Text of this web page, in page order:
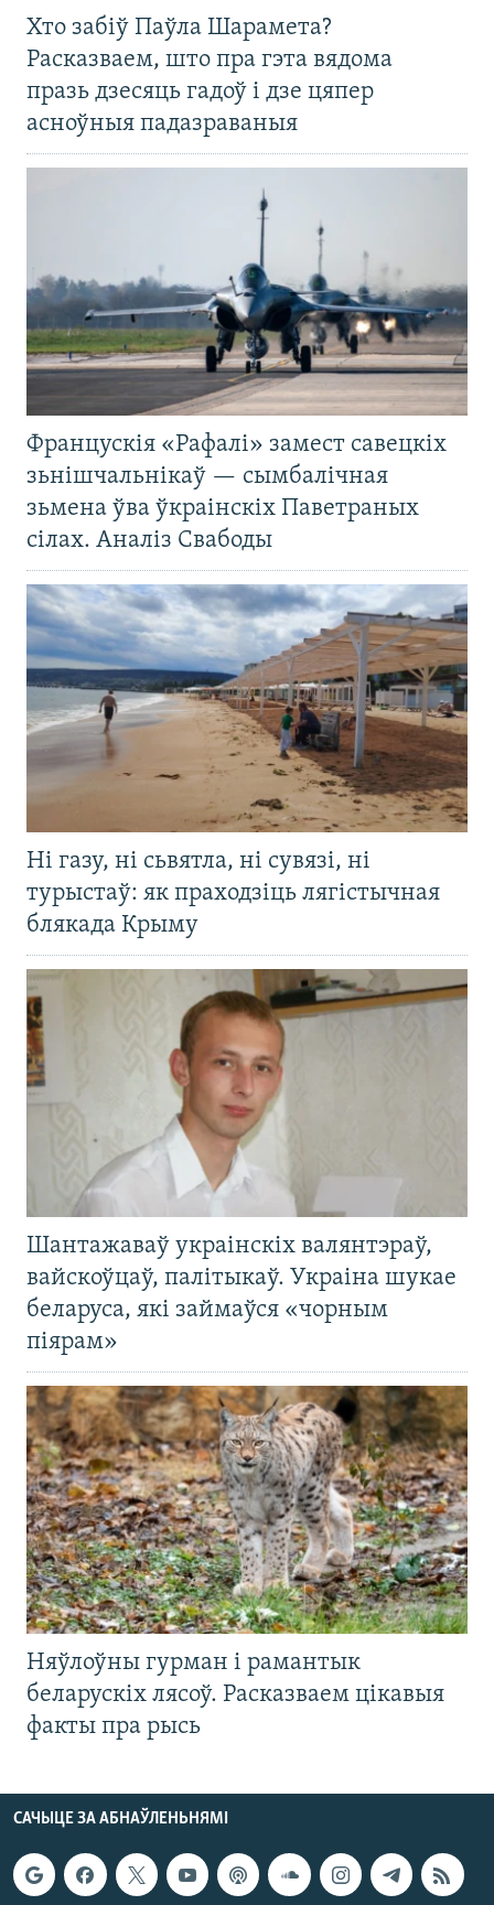
Хто забіў Паўла Шарамета?
Расказваем, што пра гэта вядома
празь дзесяць гадоў і дзе цяпер
асноўныя падазраваныя
Францускія «Рафалі» замест савецкіх
зьнішчальнікаў — сымбалічная
зьмена ўва ўкраінскіх Паветраных
сілах. Аналіз Свабоды
Ні газу, ні сьвятла, ні сувязі, ні
турыстаў: як праходзіць лягістычная
блякада Крыму
Шантажаваў украінскіх валянтэраў,
вайскоўцаў, палітыкаў. Украіна шукае
беларуса, які займаўся «чорным
піярам»
Няўлоўны гурман і рамантык
беларускіх лясоў. Расказваем цікавыя
факты пра рысь
САЧЫЦЕ ЗА АБНАЎЛЕНЬНЯМІ